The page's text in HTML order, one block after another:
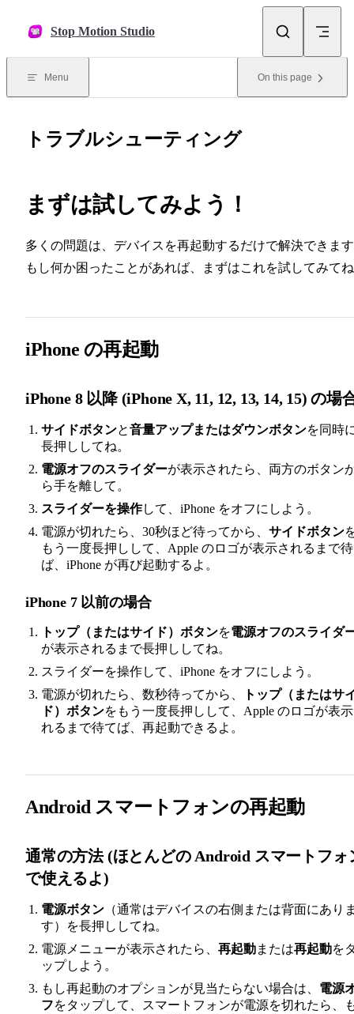
Stop Motion Studio
Menu On this page
トラブルシューティング
まずは試してみよう！
多くの問題は、デバイスを再起動するだけで解決できま
もし何か困ったことがあれば、まずはこれを試してみて
iPhone の再起動
iPhone 8 以降 (iPhone X, 11, 12, 13, 14, 15) の場
サイドボタンと音量アップまたはダウンボタンを同時
長押ししてね。
電源オフのスライダーが表示されたら、両方のボタン
ら手を離して。
スライダーを操作して、iPhone をオフにしよう。
電源が切れたら、30秒ほど待ってから、 サイドボタン
もう一度長押しして、Apple のロゴが表示されるまで
ば、iPhone が再び起動するよ。
iPhone 7 以前の場合
トップ（またはサイド）ボタンを電源オフのスライダ
が表示されるまで長押ししてね。
スライダーを操作して、iPhone をオフにしよう。
電源が切れたら、数秒待ってから、
トップ（またはサ
ド）ボタンをもう一度長押しして、Apple のロゴが表
れるまで待てば、再起動できるよ。
Android スマートフォンの再起動
通常の方法 (ほとんどの Android スマートフォ
で使えるよ)
電源ボタン （通常はデバイスの右側または背面にあり
す）を長押ししてね。
電源メニューが表示されたら、 再起動または再起動を
ップしよう。
もし再起動のオプションが見当たらない場合は、 電源
フをタップして、スマートフォンが電源を切れたら、